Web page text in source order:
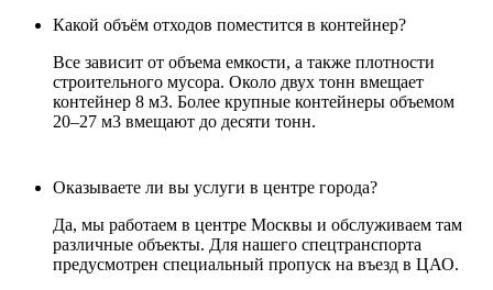
Какой объём отходов поместится в контейнер?
Все зависит от объема емкости, а также плотности
строительного мусора. Около двух тонн вмещает
контейнер 8 м3. Более крупные контейнеры объемом
20–27 м3 вмещают до десяти тонн.
Оказываете ли вы услуги в центре города?
Да, мы работаем в центре Москвы и обслуживаем там
различные объекты. Для нашего спецтранспорта
предусмотрен специальный пропуск на въезд в ЦАО.